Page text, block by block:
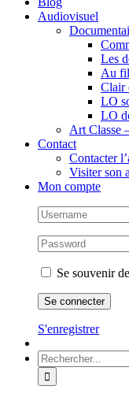
Audiovisuel
Les
Au
Clair
LO
LO
Art Classe
Contact
Contacter
Visiter son
Mon compte
Se souvenir
S'enregistrer
Rechercher: